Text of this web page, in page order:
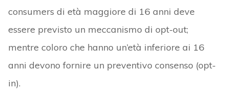
consumers di età maggiore di 16 anni deve
essere previsto un meccanismo di opt-out;
mentre coloro che hanno un’età inferiore ai 16
anni devono fornire un preventivo consenso (opt-
in).